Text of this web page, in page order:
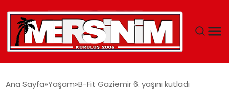
Ana Sayfa Yaşam B-Fit Gaziemir 6. yaşını kutladı